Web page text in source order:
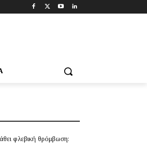
φλεβική θρόμβωση: